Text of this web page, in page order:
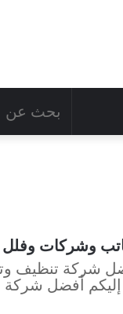
وفلل –
شركة تنظيف
أفضل شركة